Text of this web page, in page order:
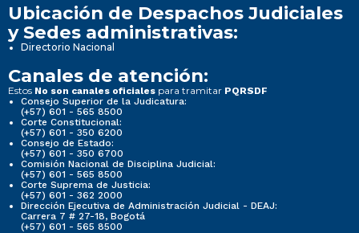
Ubicación de Despachos Judiciales
y Sedes administrativas:
Directorio Nacional
Canales de atención:
Estos No son canales oficiales para tramitar PQRSDF
Consejo Superior de la Judicatura:
(+57) 601 - 565 8500
Corte Constitucional:
(+57) 601 - 350 6200
Consejo de Estado:
(+57) 601 - 350 6700
Comisión Nacional de Disciplina Judicial:
(+57) 601 - 565 8500
Corte Suprema de Justicia:
(+57) 601 - 362 2000
Dirección Ejecutiva de Administración Judicial - DEAJ:
Carrera 7 # 27-18, Bogotá
(+57) 601 - 565 8500